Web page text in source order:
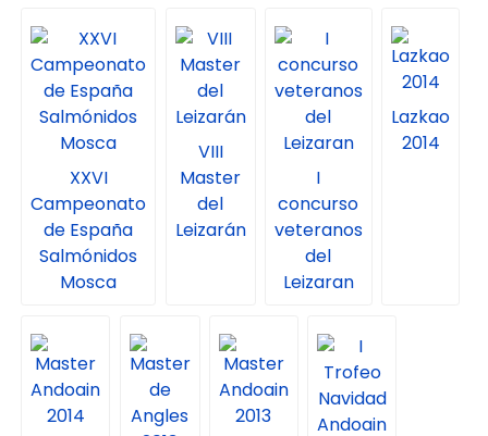
XXVI
Campeonato
de España
Salmónidos
Mosca
VIII
Master
del
Leizarán
I
concurso
veteranos
del
Leizaran
Lazkao
2014